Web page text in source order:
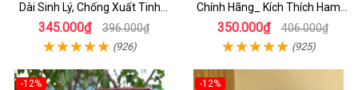
Dài Sinh Lý, Chống Xuất Tinh
Sớm, Hiệu Quả Nhanh Cho Nam
345.000₫ 396.000₫
(926)
Chính Hãng_ Kích Thích Ham
Muốn Cực Đỉnh
350.000₫ 406.000₫
(925)
-12%
-12%